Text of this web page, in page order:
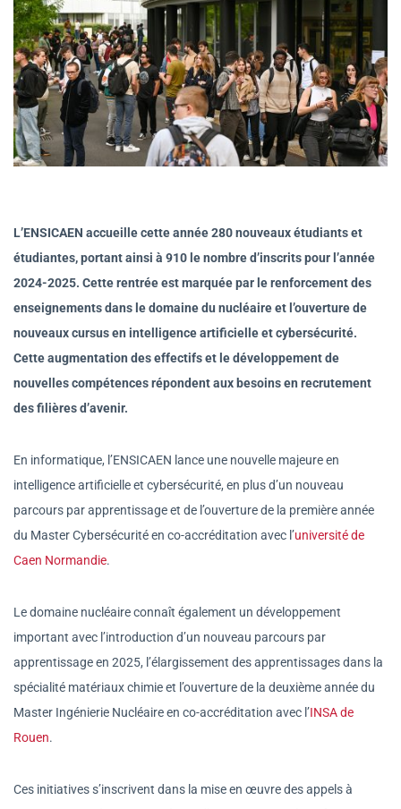
L’ENSICAEN accueille cette année 280 nouveaux étudiants et
étudiantes, portant ainsi à 910 le nombre d’inscrits pour l’année
2024-2025. Cette rentrée est marquée par le renforcement des
enseignements dans le domaine du nucléaire et l’ouverture de
nouveaux cursus en intelligence artificielle et cybersécurité.
Cette augmentation des effectifs et le développement de
nouvelles compétences répondent aux besoins en recrutement
des filières d’avenir.
En informatique, l’ENSICAEN lance une nouvelle majeure en
intelligence artificielle et cybersécurité, en plus d’un nouveau
parcours par apprentissage et de l’ouverture de la première année
du Master Cybersécurité en co-accréditation avec l’université de
Caen Normandie.
Le domaine nucléaire connaît également un développement
important avec l’introduction d’un nouveau parcours par
apprentissage en 2025, l’élargissement des apprentissages dans la
spécialité matériaux chimie et l’ouverture de la deuxième année du
Master Ingénierie Nucléaire en co-accréditation avec l’INSA de
Rouen.
Ces initiatives s’inscrivent dans la mise en œuvre des appels à